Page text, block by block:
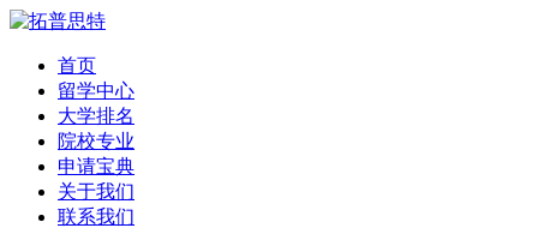
首页
留学中心
大学排名
院校专业
申请宝典
关于我们
联系我们